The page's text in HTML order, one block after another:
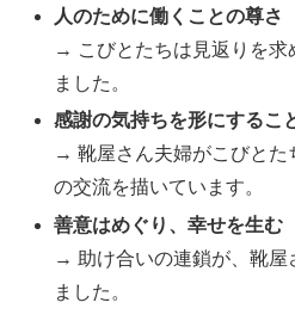
人のために働くことの尊さ
→ こびとたちは見返りを求
ました。
感謝の気持ちを形にするこ
→ 靴屋さん夫婦がこびとた
の交流を描いています。
善意はめぐり、幸せを生む
→ 助け合いの連鎖が、靴屋
ました。